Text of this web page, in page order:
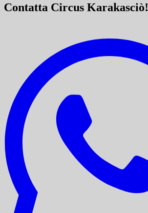
Contatta Circus Karakasciò!